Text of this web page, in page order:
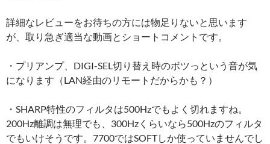
詳細なレビューをお待ちの方には物足りないと思います
が、取り急ぎ適当な動画とショートコメントです。
・プリアンプ、DIGI-SEL切り替え時のボツっという音が気
になります（LAN経由のリモートだからかも？）
・SHARP特性のフィルタは500Hzでもよく切れますね。
200Hz離調は無理でも、300Hzくらいなら500Hzのフィルタ
でもいけそうです。7700ではSOFTしか使っていませんでし